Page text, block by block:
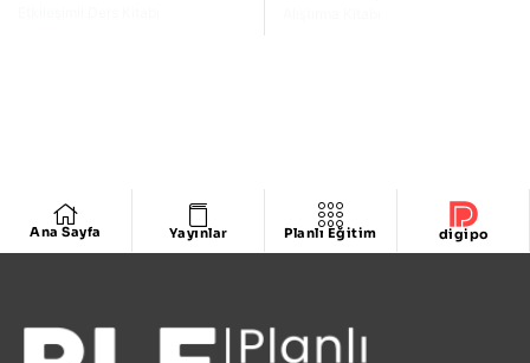
Ana Sayfa Yayınlar Planlı Eğitim digipo